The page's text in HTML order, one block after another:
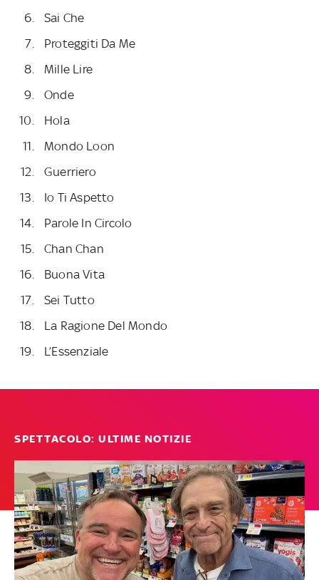
Sai Che
Proteggiti Da Me
Mille Lire
Onde
Hola
Mondo Loon
Guerriero
Io Ti Aspetto
Parole In Circolo
Chan Chan
Buona Vita
Sei Tutto
La Ragione Del Mondo
L’Essenziale
SPETTACOLO: ULTIME NOTIZIE